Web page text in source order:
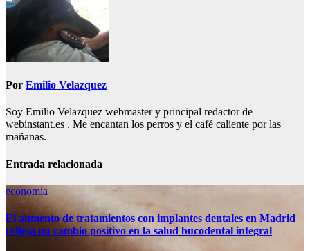
Por Emilio Velazquez
Soy Emilio Velazquez webmaster y principal redactor de
webinstant.es . Me encantan los perros y el café caliente por las
mañanas.
Entrada relacionada
economia
El aumento de tratamientos con implantes dentales en Madrid
refleja un cambio positivo en la salud bucodental integral